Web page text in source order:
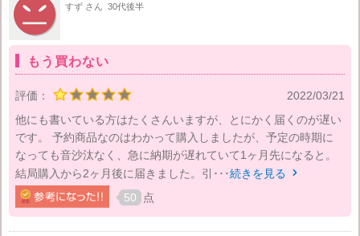
すず さん 30代後半
もう買わない
評価：
2022/03/21
他にも書いている方はたくさんいますが、とにかく届くのが遅い
です。 予約商品なのはわかって購入しましたが、予定の時期に
なっても音沙汰なく、急に納期が遅れていて1ヶ月先になると。
結局購入から2ヶ月後に届きました。引･･･続きを見る 
50 点